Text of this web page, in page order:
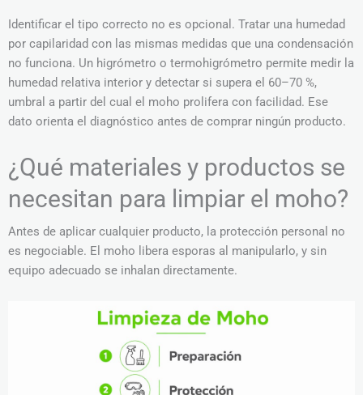
Identificar el tipo correcto no es opcional. Tratar una humedad
por capilaridad con las mismas medidas que una condensación
no funciona. Un higrómetro o termohigrómetro permite medir la
humedad relativa interior y detectar si supera el 60–70 %,
umbral a partir del cual el moho prolifera con facilidad. Ese
dato orienta el diagnóstico antes de comprar ningún producto.
¿Qué materiales y productos se
necesitan para limpiar el moho?
Antes de aplicar cualquier producto, la protección personal no
es negociable. El moho libera esporas al manipularlo, y sin
equipo adecuado se inhalan directamente.